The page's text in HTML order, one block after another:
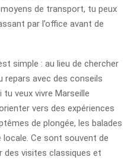
de transport, tu peux
par l’office avant de
simple : au lieu de chercher
avec des conseils
veux vivre Marseille
vers des expériences
de plongée, les balades
Ce sont souvent de
des visites classiques et